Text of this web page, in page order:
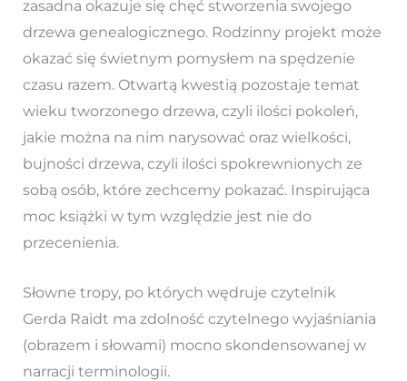
zasadna okazuje się chęć stworzenia swojego
drzewa genealogicznego. Rodzinny projekt może
okazać się świetnym pomysłem na spędzenie
czasu razem. Otwartą kwestią pozostaje temat
wieku tworzonego drzewa, czyli ilości pokoleń,
jakie można na nim narysować oraz wielkości,
bujności drzewa, czyli ilości spokrewnionych ze
sobą osób, które zechcemy pokazać. Inspirująca
moc książki w tym względzie jest nie do
przecenienia.
Słowne tropy, po których wędruje czytelnik
Gerda Raidt ma zdolność czytelnego wyjaśniania
(obrazem i słowami) mocno skondensowanej w
narracji terminologii.